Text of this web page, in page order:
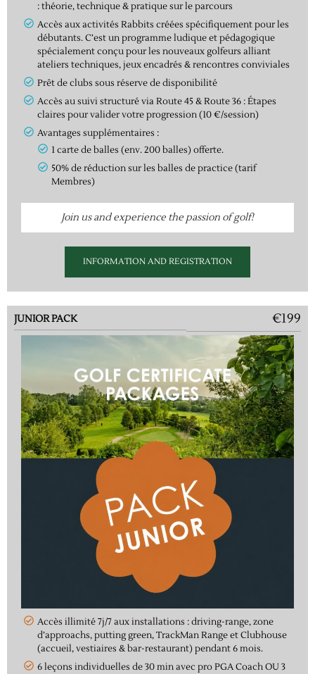
: théorie, technique & pratique sur le parcours
Accès aux activités Rabbits créées spécifiquement pour les
débutants. C’est un programme ludique et pédagogique
spécialement conçu pour les nouveaux golfeurs alliant
ateliers techniques, jeux encadrés & rencontres conviviales
Prêt de clubs sous réserve de disponibilité
Accès au suivi structuré via Route 45 & Route 36 : Étapes
claires pour valider votre progression (10 €/session)
Avantages supplémentaires :
1 carte de balles (env. 200 balles) offerte.
50% de réduction sur les balles de practice (tarif
Membres)
Join us and experience the passion of golf!
INFORMATION AND REGISTRATION
JUNIOR PACK €199
Accès illimité 7j/7 aux installations : driving-range, zone
d’approachs, putting green, TrackMan Range et Clubhouse
(accueil, vestiaires & bar-restaurant) pendant 6 mois.
6 leçons individuelles de 30 min avec pro PGA Coach OU 3